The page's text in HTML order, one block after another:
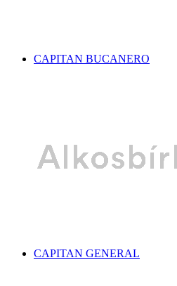
CAPITAN BUCANERO
CAPITAN GENERAL